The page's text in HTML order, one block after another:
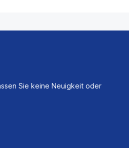
Sie keine Neuigkeit oder